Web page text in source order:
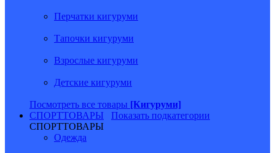
Перчатки кигуруми
Тапочки кигуруми
Взрослые кигуруми
Детские кигуруми
Посмотреть все товары [Кигуруми]
СПОРТТОВАРЫ
Показать подкатегории
СПОРТТОВАРЫ
Одежда